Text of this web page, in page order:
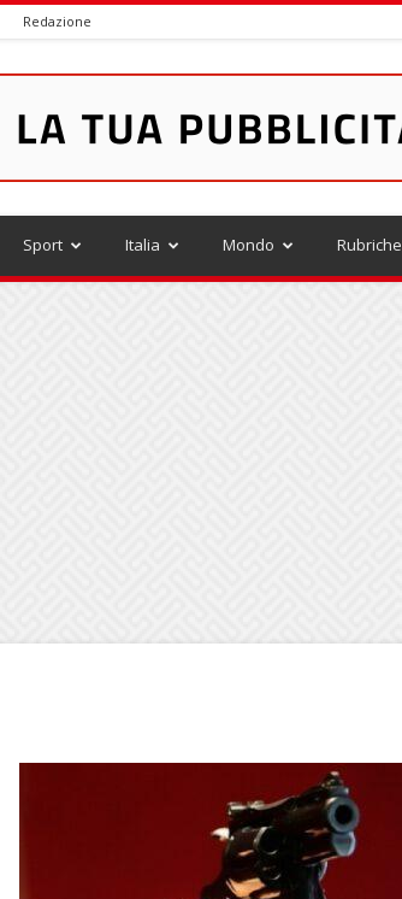
Redazione
Sport Italia Mondo Rubriche